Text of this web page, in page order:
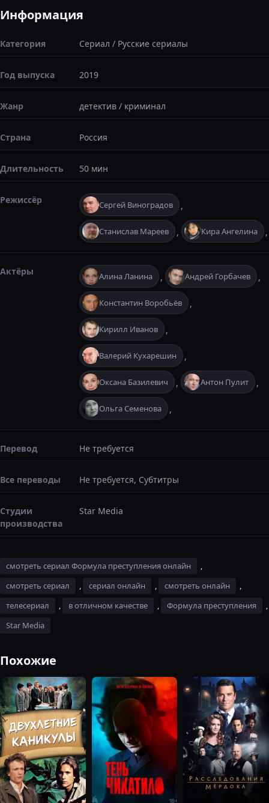
Информация
Категория Сериал / Русские сериалы
Год выпуска 2019
Жанр детектив / криминал
Страна Россия
Длительность 50 мин
Режиссёр Сергей Виноградов ,
Станислав Мареев , Кира Ангелина ,
Актёры Алина Ланина , Андрей Горбачев ,
Константин Воробьёв ,
Кирилл Иванов ,
Валерий Кухарешин ,
Оксана Базилевич , Антон Пулит ,
Ольга Семенова ,
Перевод Не требуется
Все переводы Не требуется, Субтитры
Студии
производства
Star Media
смотреть сериал Формула преступления онлайн
,
смотреть сериал
, сериал онлайн , смотреть онлайн
,
телесериал
, в отличном качестве , Формула преступления
,
Star Media
Похожие